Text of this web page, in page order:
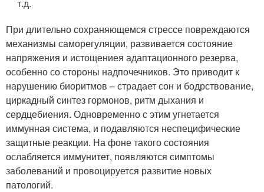
т.д.
При длительно сохраняющемся стрессе повреждаются
механизмы саморегуляции, развивается состояние
напряжения и истощениея адаптационного резерва,
особенно со стороны надпочечников. Это приводит к
нарушению биоритмов – страдает сон и бодрствование,
циркадный синтез гормонов, ритм дыхания и
сердцебиения. Одновременно с этим угнетается
иммунная система, и подавляются неспецифические
защитные реакции. На фоне такого состояния
ослабляется иммунитет, появляются симптомы
заболеваний и провоцируется развитие новых
патологий.